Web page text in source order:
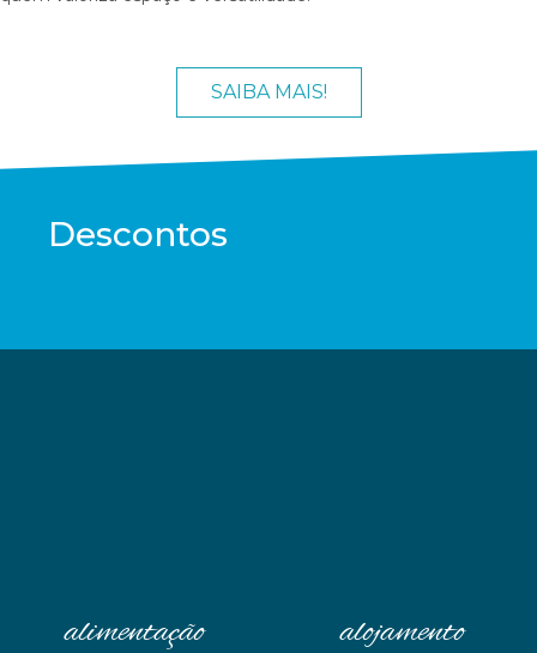
SAIBA MAIS!
Descontos
alimentação alojamento